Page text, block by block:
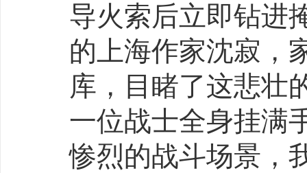
导火索后立即钻进
的上海作家沈寂，
库，目睹了这悲壮
一位战士全身挂满
惨烈的战斗场景，